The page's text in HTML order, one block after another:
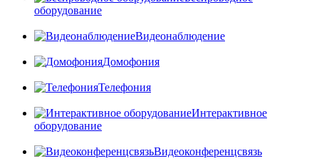
оборудование
Видеонаблюдение
Домофония
Телефония
Интерактивное
оборудование
Видеоконференцсвязь